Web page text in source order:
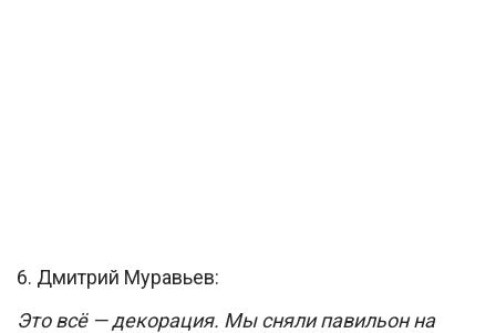
6. Дмитрий Муравьев:
Это всё — декорация. Мы сняли павильон на